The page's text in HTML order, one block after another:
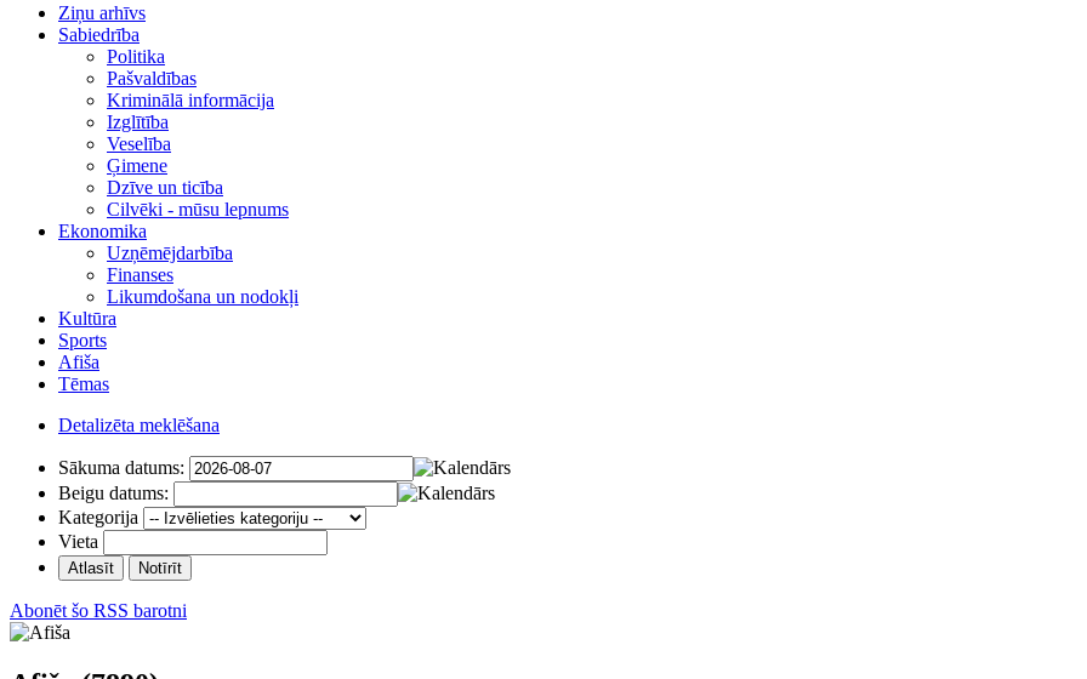
Ziņu arhīvs
Sabiedrība
Politika
Pašvaldības
Kriminālā informācija
Izglītība
Veselība
Ģimene
Dzīve un ticība
Cilvēki - mūsu lepnums
Ekonomika
Uzņēmējdarbība
Finanses
Likumdošana un nodokļi
Kultūra
Sports
Afiša
Tēmas
Detalizēta meklēšana
Sākuma datums:
Beigu datums:
Kategorija
Vieta
Abonēt šo RSS barotni